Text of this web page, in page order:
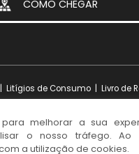
COMO CHEGAR
Litígios de Consumo| Livro de
iesolutions
Todos os direitos reservados.
para melhorar a sua
o nosso tráfego. Ao
a utilização de cookies.